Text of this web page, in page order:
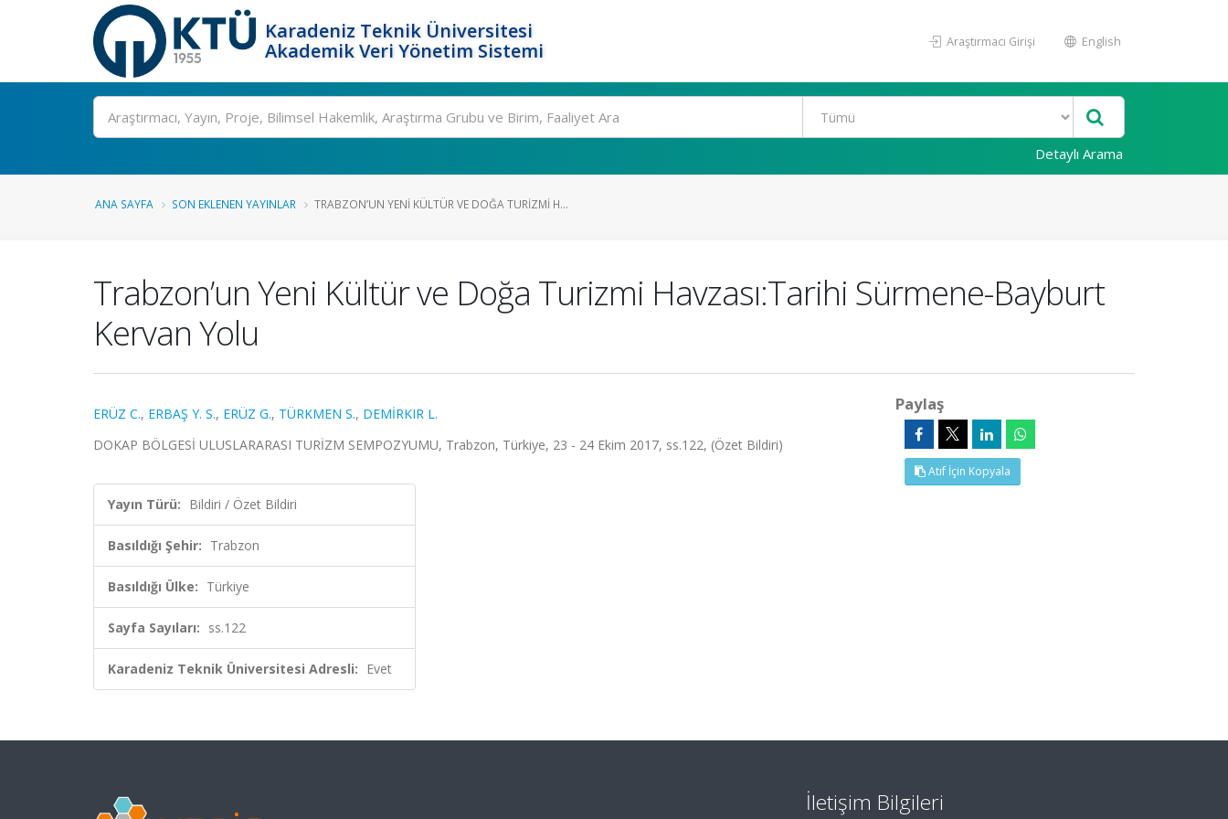
Karadeniz Teknik Üniversitesi
Akademik Veri Yönetim Sistemi
Araştırmacı Girişi English
Ara
Detaylı Arama
ANA SAYFA SON EKLENEN YAYINLAR TRABZON’UN YENI KÜLTÜR VE DOĞA TURIZMI H...
Trabzon’un Yeni Kültür ve Doğa Turizmi Havzası:Tarihi Sürmene-Bayburt
Kervan Yolu
ERÜZ C., ERBAŞ Y. S., ERÜZ G., TÜRKMEN S., DEMİRKIR L.
DOKAP BÖLGESİ ULUSLARARASI TURİZM SEMPOZYUMU, Trabzon, Türkiye, 23 - 24 Ekim 2017, ss.122, (Özet Bildiri)
Yayın Türü: Bildiri / Özet Bildiri
Basıldığı Şehir: Trabzon
Basıldığı Ülke: Türkiye
Sayfa Sayıları: ss.122
Karadeniz Teknik Üniversitesi Adresli: Evet
Paylaş
Atıf İçin Kopyala
İletişim Bilgileri